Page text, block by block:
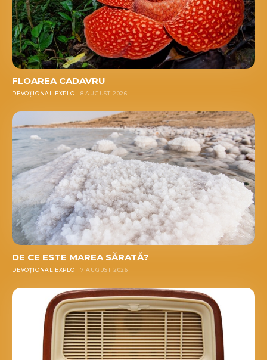
FLOAREA CADAVRU
DEVOȚIONAL EXPLO 8 AUGUST 2026
DE CE ESTE MAREA SĂRATĂ?
DEVOȚIONAL EXPLO 7 AUGUST 2026